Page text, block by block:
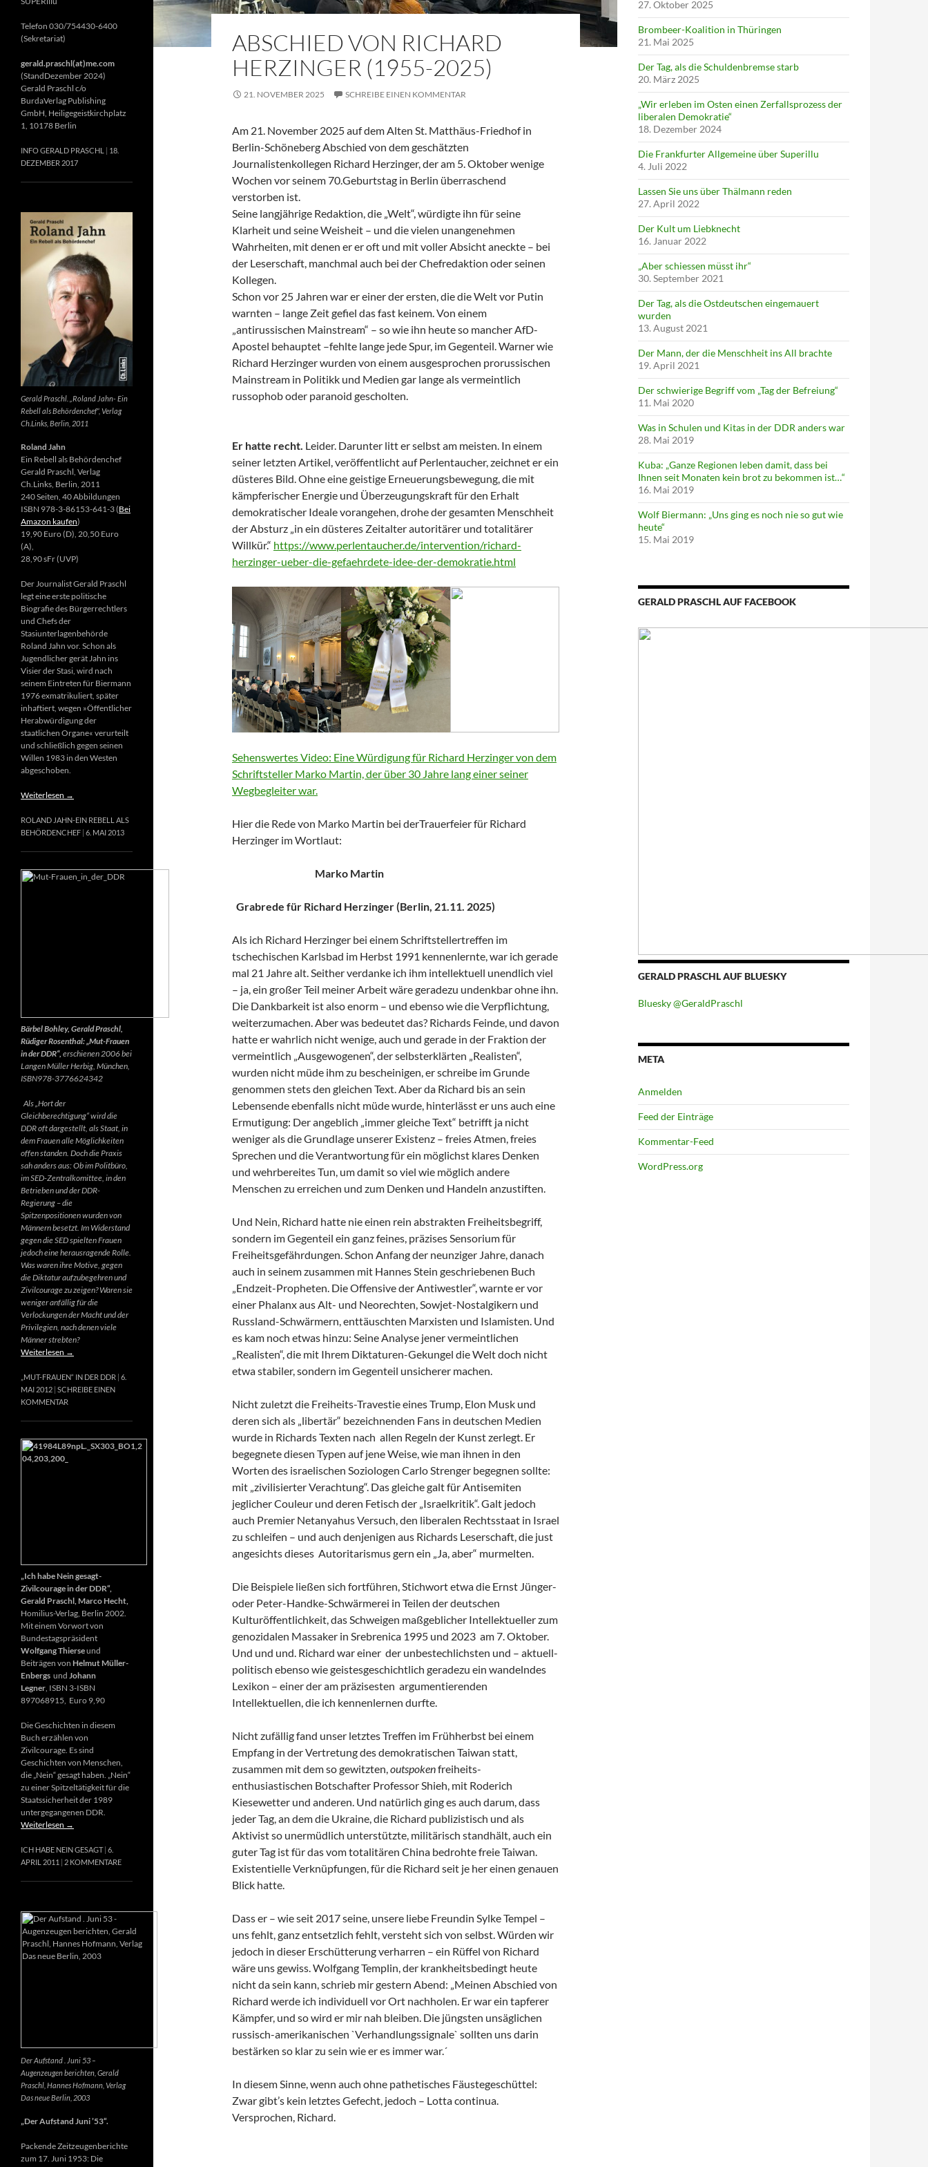
ABSCHIED VON RICHARD
HERZINGER (1955-2025)
21. NOVEMBER 2025 SCHREIBE EINEN KOMMENTAR
Am 21. November 2025 auf dem Alten St. Matthäus-Friedhof in
Berlin-Schöneberg Abschied von dem geschätzten
Journalistenkollegen Richard Herzinger, der am 5. Oktober wenige
Wochen vor seinem 70.Geburtstag in Berlin überraschend
verstorben ist.
Seine langjährige Redaktion, die „Welt“, würdigte ihn für seine
Klarheit und seine Weisheit – und die vielen unangenehmen
Wahrheiten, mit denen er er oft und mit voller Absicht aneckte – bei
der Leserschaft, manchmal auch bei der Chefredaktion oder seinen
Kollegen.
Schon vor 25 Jahren war er einer der ersten, die die Welt vor Putin
warnten – lange Zeit gefiel das fast keinem. Von einem
„antirussischen Mainstream“ – so wie ihn heute so mancher AfD-
Apostel behauptet –fehlte lange jede Spur, im Gegenteil. Warner wie
Richard Herzinger wurden von einem ausgesprochen prorussischen
Mainstream in Politikk und Medien gar lange als vermeintlich
russophob oder paranoid gescholten.
Er hatte recht. Leider. Darunter litt er selbst am meisten. In einem
seiner letzten Artikel, veröffentlicht auf Perlentaucher, zeichnet er ein
düsteres Bild. Ohne eine geistige Erneuerungsbewegung, die mit
kämpferischer Energie und Überzeugungskraft für den Erhalt
demokratischer Ideale vorangehen, drohe der gesamten Menschheit
der Absturz „in ein düsteres Zeitalter autoritärer und totalitärer
Willkür.“ https://www.perlentaucher.de/intervention/richard-
herzinger-ueber-die-gefaehrdete-idee-der-demokratie.html
Sehenswertes Video: Eine Würdigung für Richard Herzinger von dem
Schriftsteller Marko Martin, der über 30 Jahre lang einer seiner
Wegbegleiter war.
Hier die Rede von Marko Martin bei derTrauerfeier für Richard
Herzinger im Wortlaut:
Marko Martin
Grabrede für Richard Herzinger (Berlin, 21.11. 2025)
Als ich Richard Herzinger bei einem Schriftstellertreffen im
tschechischen Karlsbad im Herbst 1991 kennenlernte, war ich gerade
mal 21 Jahre alt. Seither verdanke ich ihm intellektuell unendlich viel
– ja, ein großer Teil meiner Arbeit wäre geradezu undenkbar ohne ihn.
Die Dankbarkeit ist also enorm – und ebenso wie die Verpflichtung,
weiterzumachen. Aber was bedeutet das? Richards Feinde, und davon
hatte er wahrlich nicht wenige, auch und gerade in der Fraktion der
vermeintlich „Ausgewogenen“, der selbsterklärten „Realisten“,
wurden nicht müde ihm zu bescheinigen, er schreibe im Grunde
genommen stets den gleichen Text. Aber da Richard bis an sein
Lebensende ebenfalls nicht müde wurde, hinterlässt er uns auch eine
Ermutigung: Der angeblich „immer gleiche Text“ betrifft ja nicht
weniger als die Grundlage unserer Existenz – freies Atmen, freies
Sprechen und die Verantwortung für ein möglichst klares Denken
und wehrbereites Tun, um damit so viel wie möglich andere
Menschen zu erreichen und zum Denken und Handeln anzustiften.
Und Nein, Richard hatte nie einen rein abstrakten Freiheitsbegriff,
sondern im Gegenteil ein ganz feines, präzises Sensorium für
Freiheitsgefährdungen. Schon Anfang der neunziger Jahre, danach
auch in seinem zusammen mit Hannes Stein geschriebenen Buch
„Endzeit-Propheten. Die Offensive der Antiwestler“, warnte er vor
einer Phalanx aus Alt- und Neorechten, Sowjet-Nostalgikern und
Russland-Schwärmern, enttäuschten Marxisten und Islamisten. Und
es kam noch etwas hinzu: Seine Analyse jener vermeintlichen
„Realisten“, die mit Ihrem Diktaturen-Gekungel die Welt doch nicht
etwa stabiler, sondern im Gegenteil unsicherer machen.
Nicht zuletzt die Freiheits-Travestie eines Trump, Elon Musk und
deren sich als „libertär“ bezeichnenden Fans in deutschen Medien
wurde in Richards Texten nach allen Regeln der Kunst zerlegt. Er
begegnete diesen Typen auf jene Weise, wie man ihnen in den
Worten des israelischen Soziologen Carlo Strenger begegnen sollte:
mit „zivilisierter Verachtung“. Das gleiche galt für Antisemiten
jeglicher Couleur und deren Fetisch der „Israelkritik“. Galt jedoch
auch Premier Netanyahus Versuch, den liberalen Rechtsstaat in Israel
zu schleifen – und auch denjenigen aus Richards Leserschaft, die just
angesichts dieses Autoritarismus gern ein „Ja, aber“ murmelten.
Die Beispiele ließen sich fortführen, Stichwort etwa die Ernst Jünger-
oder Peter-Handke-Schwärmerei in Teilen der deutschen
Kulturöffentlichkeit, das Schweigen maßgeblicher Intellektueller zum
genozidalen Massaker in Srebrenica 1995 und 2023 am 7. Oktober.
Und und und. Richard war einer der unbestechlichsten und – aktuell-
politisch ebenso wie geistesgeschichtlich geradezu ein wandelndes
Lexikon – einer der am präzisesten argumentierenden
Intellektuellen, die ich kennenlernen durfte.
Nicht zufällig fand unser letztes Treffen im Frühherbst bei einem
Empfang in der Vertretung des demokratischen Taiwan statt,
zusammen mit dem so gewitzten, outspokenfreiheits-
enthusiastischen Botschafter Professor Shieh, mit Roderich
Kiesewetter und anderen. Und natürlich ging es auch darum, dass
jeder Tag, an dem die Ukraine, die Richard publizistisch und als
Aktivist so unermüdlich unterstützte, militärisch standhält, auch ein
guter Tag ist für das vom totalitären China bedrohte freie Taiwan.
Existentielle Verknüpfungen, für die Richard seit je her einen genauen
Blick hatte.
Dass er – wie seit 2017 seine, unsere liebe Freundin Sylke Tempel –
uns fehlt, ganz entsetzlich fehlt, versteht sich von selbst. Würden wir
jedoch in dieser Erschütterung verharren – ein Rüffel von Richard
wäre uns gewiss. Wolfgang Templin, der krankheitsbedingt heute
nicht da sein kann, schrieb mir gestern Abend: „Meinen Abschied von
Richard werde ich individuell vor Ort nachholen. Er war ein tapferer
Kämpfer, und so wird er mir nah bleiben. Die jüngsten unsäglichen
russisch-amerikanischen `Verhandlungssignale` sollten uns darin
bestärken so klar zu sein wie er es immer war.´
In diesem Sinne, wenn auch ohne pathetisches Fäustegeschüttel:
Zwar gibt’s kein letztes Gefecht, jedoch – Lotta continua.
Versprochen, Richard.
27. Oktober 2025
Brombeer-Koalition in Thüringen
21. Mai 2025
Der Tag, als die Schuldenbremse starb
20. März 2025
„Wir erleben im Osten einen Zerfallsprozess der
liberalen Demokratie“
18. Dezember 2024
Die Frankfurter Allgemeine über Superillu
4. Juli 2022
Lassen Sie uns über Thälmann reden
27. April 2022
Der Kult um Liebknecht
16. Januar 2022
„Aber schiessen müsst ihr“
30. September 2021
Der Tag, als die Ostdeutschen eingemauert
wurden
13. August 2021
Der Mann, der die Menschheit ins All brachte
19. April 2021
Der schwierige Begriff vom „Tag der Befreiung“
11. Mai 2020
Was in Schulen und Kitas in der DDR anders war
28. Mai 2019
Kuba: „Ganze Regionen leben damit, dass bei
Ihnen seit Monaten kein brot zu bekommen ist…“
16. Mai 2019
Wolf Biermann: „Uns ging es noch nie so gut wie
heute“
15. Mai 2019
GERALD PRASCHL AUF FACEBOOK
GERALD PRASCHL AUF BLUESKY
Bluesky @GeraldPraschl
META
Anmelden
Feed der Einträge
Kommentar-Feed
WordPress.org
Telefon 030/754430-6400
(Sekretariat)
gerald.praschl(at)me.com
(StandDezember 2024)
Gerald Praschl c/o
BurdaVerlag Publishing
GmbH, Heiligegeistkirchplatz
1, 10178 Berlin
INFO GERALD PRASCHL
18.
DEZEMBER 2017
Gerald Praschl. „Roland Jahn- Ein
Rebell als Behördenchef“, Verlag
Ch.Links, Berlin, 2011
Roland Jahn
Ein Rebell als Behördenchef
Gerald Praschl, Verlag
Ch.Links, Berlin, 2011
240 Seiten, 40 Abbildungen
ISBN 978-3-86153-641-3 (Bei
Amazon kaufen)
19,90 Euro (D), 20,50 Euro
(A),
28,90 sFr (UVP)
Der Journalist Gerald Praschl
legt eine erste politische
Biografie des Bürgerrechtlers
und Chefs der
Stasiunterlagenbehörde
Roland Jahn vor. Schon als
Jugendlicher gerät Jahn ins
Visier der Stasi, wird nach
seinem Eintreten für Biermann
1976 exmatrikuliert, später
inhaftiert, wegen »Öffentlicher
Herabwürdigung der
staatlichen Organe« verurteilt
und schließlich gegen seinen
Willen 1983 in den Westen
abgeschoben.
Weiterlesen →
ROLAND JAHN-EIN REBELL ALS
BEHÖRDENCHEF 6. MAI 2013
Bärbel Bohley, Gerald Praschl,
Rüdiger Rosenthal: „Mut-Frauen
in der DDR“, erschienen 2006 bei
Langen Müller Herbig, München,
ISBN978-3776624342
Als „Hort der
Gleichberechtigung“ wird die
DDR oft dargestellt, als Staat, in
dem Frauen alle Möglichkeiten
offen standen. Doch die Praxis
sah anders aus: Ob im Politbüro,
im SED-Zentralkomittee, in den
Betrieben und der DDR-
Regierung – die
Spitzenpositionen wurden von
Männern besetzt. Im Widerstand
gegen die SED spielten Frauen
jedoch eine herausragende Rolle.
Was waren ihre Motive, gegen
die Diktatur aufzubegehren und
Zivilcourage zu zeigen? Waren sie
weniger anfällig für die
Verlockungen der Macht und der
Privilegien, nach denen viele
Männer strebten?
Weiterlesen →
„MUT-FRAUEN“ IN DER DDR 6.
MAI 2012 SCHREIBE EINEN
KOMMENTAR
„Ich habe Nein gesagt-
Zivilcourage in der DDR“,
Gerald Praschl, Marco Hecht,
Homilius-Verlag, Berlin 2002.
Mit einem Vorwort von
Bundestagspräsident
Wolfgang Thierseund
Beiträgen von Helmut Müller-
Enbergs und Johann
Legner , ISBN 3-ISBN
897068915, Euro 9,90
Die Geschichten in diesem
Buch erzählen von
Zivilcourage. Es sind
Geschichten von Menschen,
die „Nein“ gesagt haben. „Nein“
zu einer Spitzeltätigkeit für die
Staatssicherheit der 1989
untergegangenen DDR.
Weiterlesen →
ICH HABE NEIN GESAGT 6.
APRIL 2011
2 KOMMENTARE
Der Aufstand . Juni 53 –
Augenzeugen berichten, Gerald
Praschl, Hannes Hofmann, Verlag
Das neue Berlin, 2003
„Der Aufstand Juni ’53“.
Packende Zeitzeugenberichte
zum 17. Juni 1953: Die